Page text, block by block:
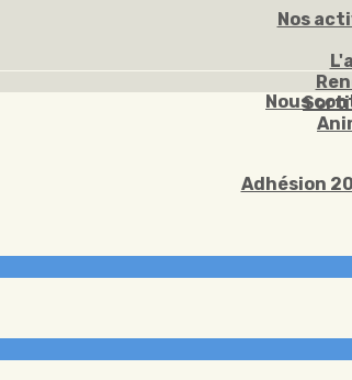
Nos
Nous
Adhésion